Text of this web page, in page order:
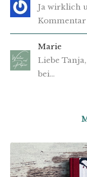
Ja wirklich
Kommentar
Marie
Liebe
bei…